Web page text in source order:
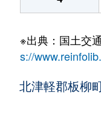
※出典：国土交
s://
北津軽郡板柳